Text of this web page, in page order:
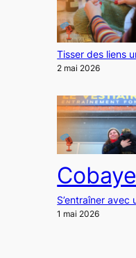
Tisser des liens
2 mai 2026
Cobaye
S’entraîner
1 mai 2026